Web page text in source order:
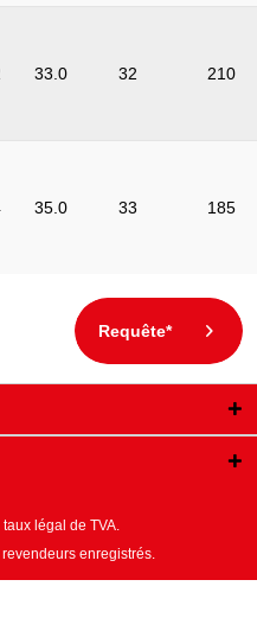
33.0 32 210
35.0 33 185
Requête*
légal de TVA.
enregistrés.